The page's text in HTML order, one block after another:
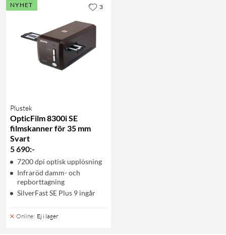
NYHET
Plustek
OpticFilm 8300i SE
filmskanner för 35 mm
Svart
5 690:-
7200 dpi optisk upplösning
Infraröd damm- och
repborttagning
SilverFast SE Plus 9 ingår
Online: Ej i lager
3